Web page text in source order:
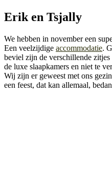
Erik en Tsjally
We hebben in november een
Een veelzijdige accommodatie.
beviel zijn de verschillende
de luxe slaapkamers en niet te
Wij zijn er geweest met ons
een feest, dat kan allemaal,